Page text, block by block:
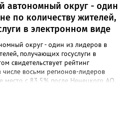
автономный округ - один
по количеству жителей,
в электронном виде
округ - один из лидеров в
получающих госуслуги в
свидетельствует рейтинг
восьми регионов-лидеров
место с 83,5% после Ненецкого АО.